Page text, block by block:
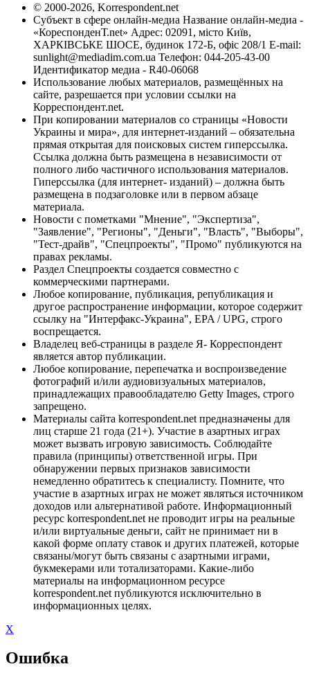
© 2000-2026, Korrespondent.net
Субъект в сфере онлайн-медиа Название онлайн-медиа -
«КореспонденТ.net» Адрес: 02091, місто Київ,
ХАРКІВСЬКЕ ШОСЕ, будинок 172-Б, офіс 208/1 E-mail:
sunlight@mediadim.com.ua Телефон: 044-205-43-00
Идентификатор медиа - R40-06068
Использование любых материалов, размещённых на
сайте, разрешается при условии ссылки на
Корреспондент.net.
При копировании материалов со страницы «Новости
Украины и мира», для интернет-изданий – обязательна
прямая открытая для поисковых систем гиперссылка.
Ссылка должна быть размещена в независимости от
полного либо частичного использования материалов.
Гиперссылка (для интернет- изданий) – должна быть
размещена в подзаголовке или в первом абзаце
материала.
Новости с пометками "Мнение", "Экспертиза",
"Заявление", "Регионы", "Деньги", "Власть", "Выборы",
"Тест-драйв", "Спецпроекты", "Промо" публикуются на
правах рекламы.
Раздел Спецпроекты создается совместно с
коммерческими партнерами.
Любое копирование, публикация, републикация и
другое распространение информации, которое содержит
ссылку на "Интерфакс-Украина", EPA / UPG, строго
воспрещается.
Владелец веб-страницы в разделе Я- Корреспондент
является автор публикации.
Любое копирование, перепечатка и воспроизведение
фотографий и/или аудиовизуальных материалов,
принадлежащих правообладателю Getty Images, строго
запрещено.
Материалы сайта korrespondent.net предназначены для
лиц старше 21 года (21+). Участие в азартных играх
может вызвать игровую зависимость. Соблюдайте
правила (принципы) ответственной игры. При
обнаружении первых признаков зависимости
немедленно обратитесь к специалисту. Помните, что
участие в азартных играх не может являться источником
доходов или альтернативой работе. Информационный
ресурс korrespondent.net не проводит игры на реальные
и/или виртуальные деньги, сайт не принимает ни в
какой форме оплату ставок и других платежей, которые
связаны/могут быть связаны с азартными играми,
букмекерами или тотализаторами. Какие-либо
материалы на информационном ресурсе
korrespondent.net публикуются исключительно в
информационных целях.
X
Ошибка